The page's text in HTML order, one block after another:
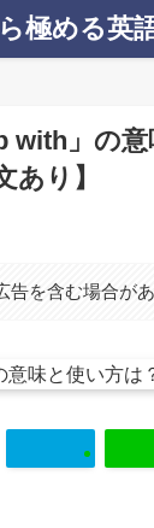
極める英
with」の
あり】
告を含む場合があ